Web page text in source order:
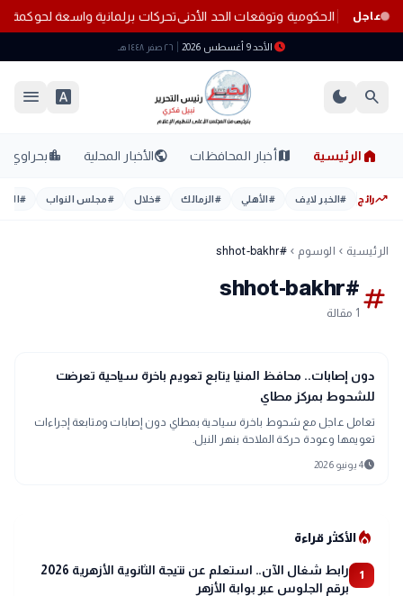
عاجل تحركات برلمانية واسعة لحوكمة خطوط
schedule الأحد 9 أغسطس 2026 ٢٦ صفر ١٤٤٨ هـ
search
dark_mode
font_download
menu
home الرئيسية mapأخبار المحافظات publicالأخبار المحلية location_cityبحراوي
trending_upرائج #الخبر لايف #الأهلي #الزمالك #خلال #مجلس النواب #
الرئيسية chevron_left الوسوم chevron_left
#shhot-bakhr
tag
#shhot-bakhr
1 مقالة
map
أخبار المحافظات
دون إصابات.. محافظ المنيا يتابع تعويم باخرة سياحية تعرضت
للشحوط بمركز مطاي
تعامل عاجل مع شحوط باخرة سياحية بمطاي دون إصابات ومتابعة إجراءات
تعويمها وعودة حركة الملاحة بنهر النيل.
schedule4 يونيو 2026
local_fire_departmentالأكثر قراءة
1
رابط شغال الآن.. استعلم عن نتيجة الثانوية الأزهرية 2026
برقم الجلوس عبر بوابة الأزهر